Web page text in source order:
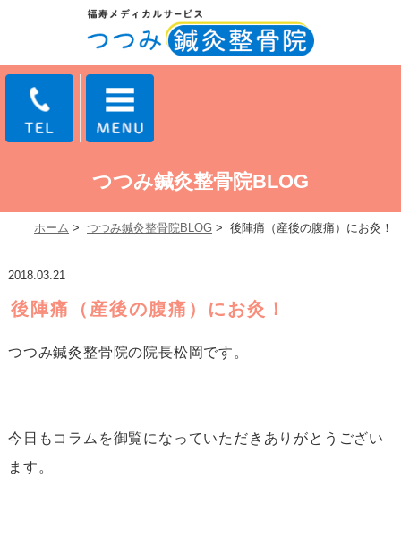
つつみ鍼灸整骨院BLOG
ホーム > つつみ鍼灸整骨院BLOG > 後陣痛（産後の腹痛）にお灸！
2018.03.21
後陣痛（産後の腹痛）にお灸！
つつみ鍼灸整骨院の院長松岡です。
今日もコラムを御覧になっていただきありがとうござい
ます。